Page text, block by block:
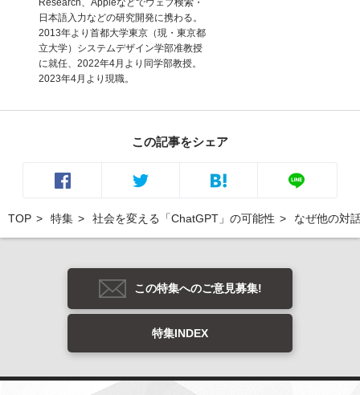
日本語入力などの研究開発に携わる。
2013年より首都大学東京（現・東京都
立大学）システムデザイン学部准教授
に就任、2022年4月より同学部教授。
2023年4月より現職。
この記事をシェア
TOP 特集 社会を変える「ChatGPT」の可能性 なぜ他の対
この特集へのご意見募集!
特集INDEX